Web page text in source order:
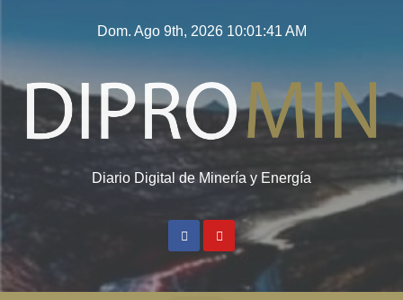
Dom. Ago 9th, 2026 10:01:42 AM
Diario Digital de Minería y Energía